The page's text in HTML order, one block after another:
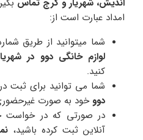
اندیش، شهریار و کرج تماس
امداد عبارت است از:
شما میتوانید از طریق شماره تماس
لوازم خانگی دوو در
کنید.
شما می توانید برای ثبت
دووخود به صورت غیرحضوری
در صورتی که در خواست
آنلاین ثبت کرده باشید،